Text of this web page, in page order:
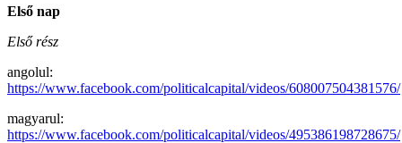
Első nap
Első rész
angolul:
https://www.facebook.com/politicalcapital/videos/608007504381576/
magyarul:
https://www.facebook.com/politicalcapital/videos/495386198728675/